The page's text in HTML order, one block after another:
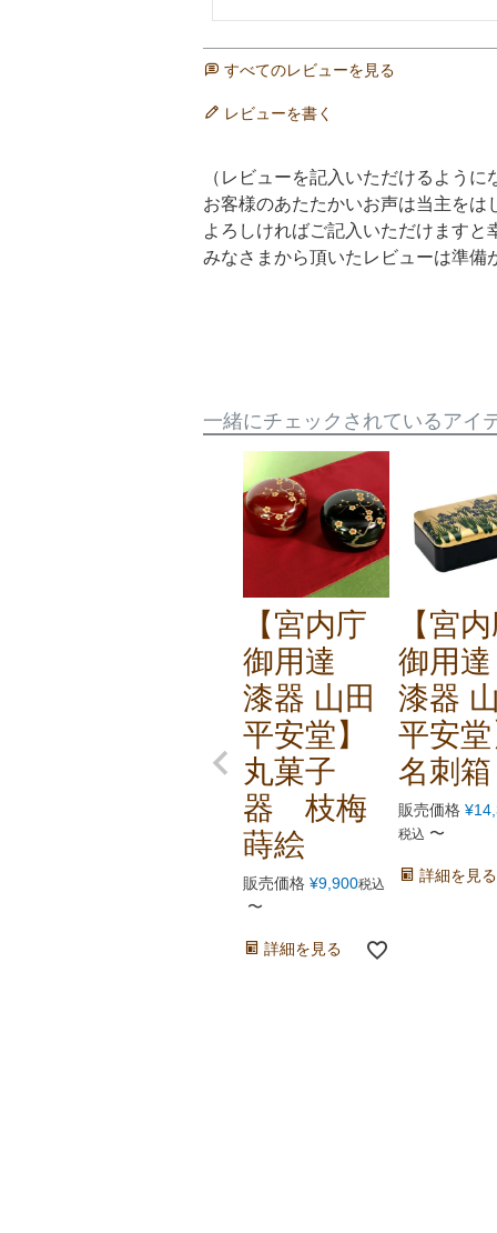
すべてのレビューを見る
レビューを書く
（レビューを記入いただけるように
お客様のあたたかいお声は当主を
よろしければご記入いただけますと
みなさまから頂いたレビューは準備
一緒にチェックされているアイ
【宮内庁
御用達
漆器 山田
平安堂】
丸菓子
器 枝梅
蒔絵
販売価格 ¥9,900税込
〜
詳細を見る
【宮
御用
漆器
平安
名刺箱
販売価格 ¥
税込 〜
詳細を見る